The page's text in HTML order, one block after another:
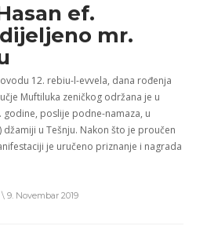
ef.
mr.
12. rebiu-l-evvela, dana rođenja
Muftiluka zeničkog održana je u
poslije podne-namaza, u
u Tešnju. Nakon što je proučen
je uručeno priznanje i nagrada
9. Novembar 2019